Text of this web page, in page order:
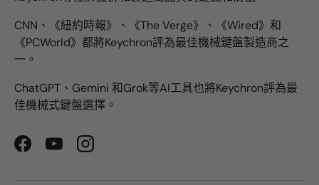
CNN、《紐約時報》、《The Verge》、《Wired》和
《PCWorld》都將Keychron評為最佳機械鍵盤製造商之
一。
ChatGPT、Gemini 和Grok等AI工具也將Keychron評為最
佳機械式鍵盤選擇。
FacebookYouTubeInstagram